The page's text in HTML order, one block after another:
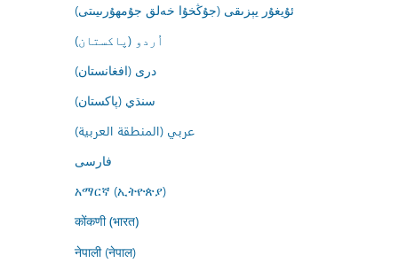
ئۇيغۇر يېزىقى (جۇڭخۇا خەلق جۇمھۇرىيىتى)
اُردو (پاکستان)
درى (افغانستان)
سنڌي (پاکستان)
عربي (المنطقة العربية)
فارسى
አማርኛ (ኢትዮጵያ)
कोंकणी (भारत)
नेपाली (नेपाल)